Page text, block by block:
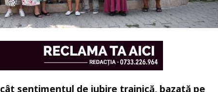
sentimentul de iubire trainică, bazată pe